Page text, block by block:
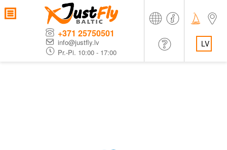
+371 25750501
info@justfly.lv
Pr.-Pi. 10:00 - 17:00
LV